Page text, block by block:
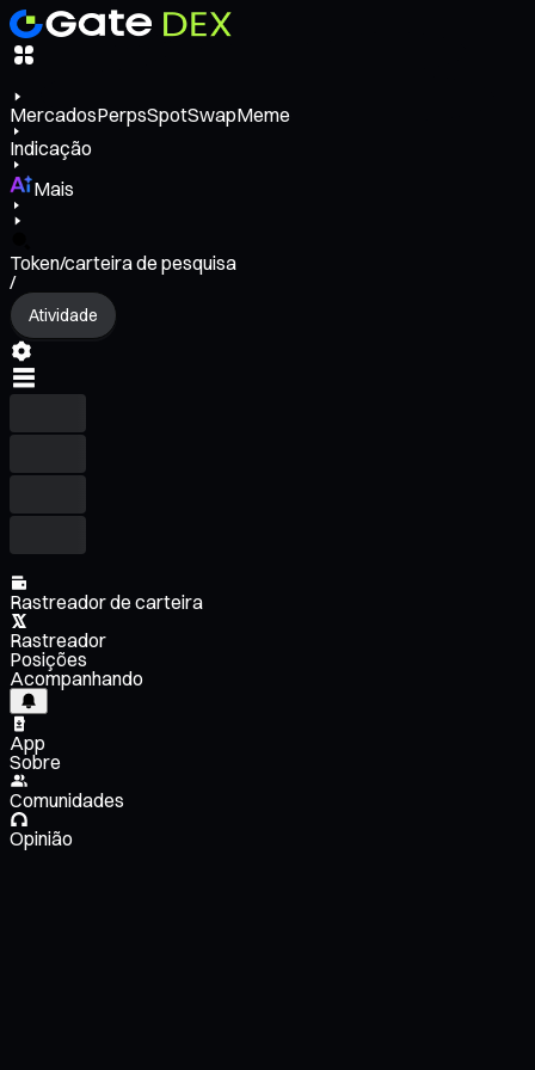
MercadosPerpsSpotSwapMeme
Indicação
Mais
Token/carteira de pesquisa
/
Atividade
Rastreador de carteira
Rastreador
Posições
Acompanhando
App
Sobre
Comunidades
Opinião